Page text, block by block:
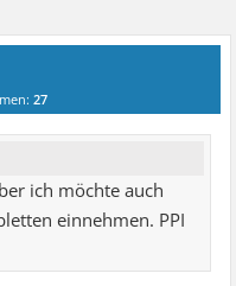
27
ich möchte auch
einnehmen. PPI